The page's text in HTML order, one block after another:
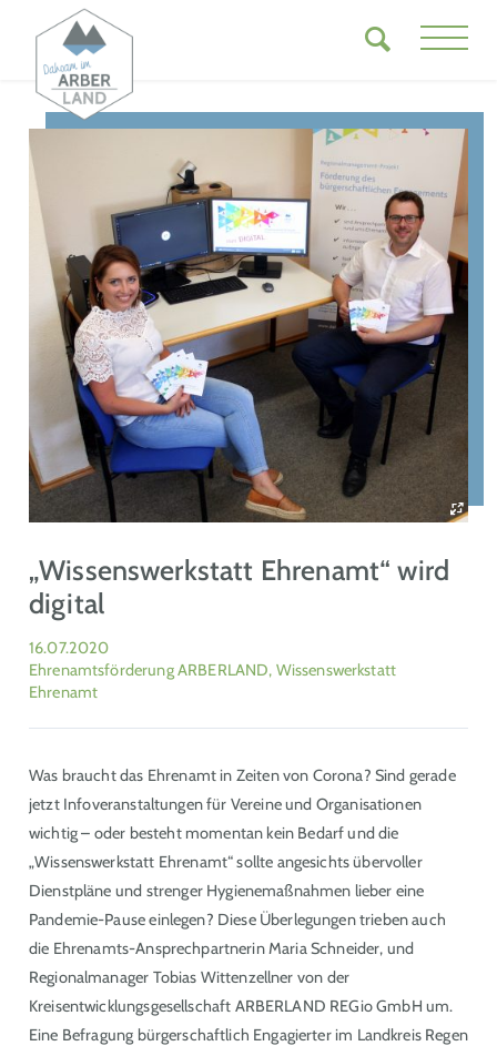
„Wissenswerkstatt Ehrenamt“ wird
digital
16.07.2020
Ehrenamtsförderung ARBERLAND, Wissenswerkstatt
Ehrenamt
Was braucht das Ehrenamt in Zeiten von Corona? Sind gerade
jetzt Infoveranstaltungen für Vereine und Organisationen
wichtig – oder besteht momentan kein Bedarf und die
„Wissenswerkstatt Ehrenamt“ sollte angesichts übervoller
Dienstpläne und strenger Hygienemaßnahmen lieber eine
Pandemie-Pause einlegen? Diese Überlegungen trieben auch
die Ehrenamts-Ansprechpartnerin Maria Schneider, und
Regionalmanager Tobias Wittenzellner von der
Kreisentwicklungsgesellschaft ARBERLAND REGio GmbH um.
Eine Befragung bürgerschaftlich Engagierter im Landkreis Regen